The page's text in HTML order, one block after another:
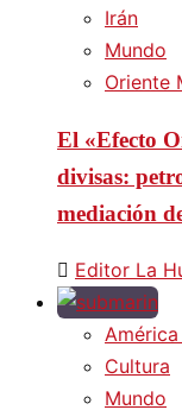
Irán
Mundo
Oriente
El «Efecto
divisas:
mediación
Editor La
Cultura
Mundo